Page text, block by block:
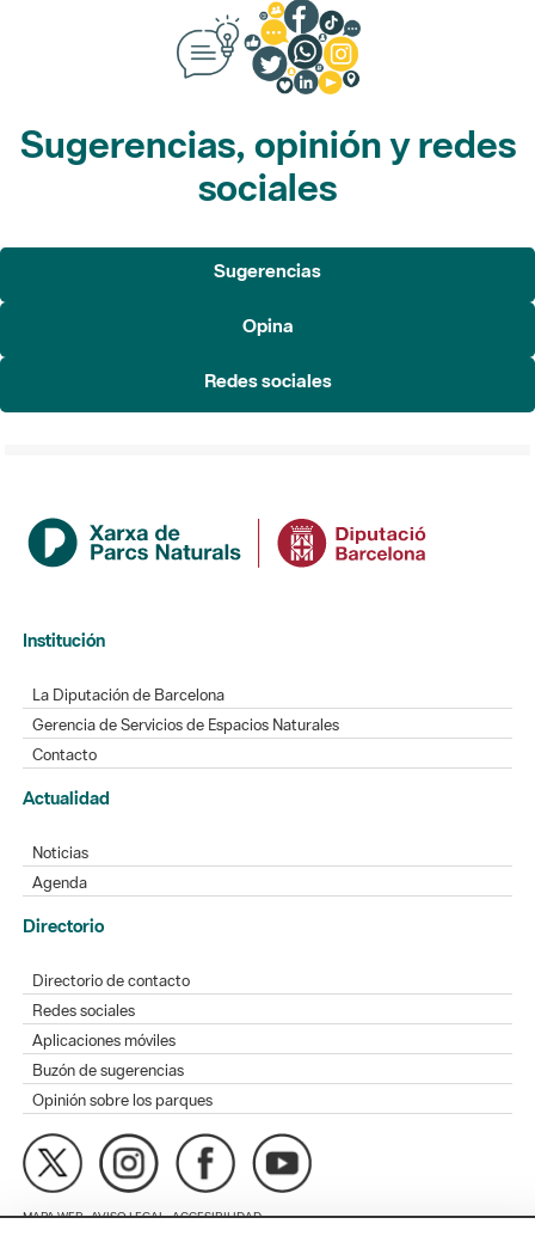
Sugerencias, opinión y redes
sociales
Sugerencias
Opina
Redes sociales
Institución
La Diputación de Barcelona
Gerencia de Servicios de Espacios Naturales
Contacto
Actualidad
Noticias
Agenda
Directorio
Directorio de contacto
Redes sociales
Aplicaciones móviles
Buzón de sugerencias
Opinión sobre los parques
MAPA WEB AVISO LEGAL ACCESIBILIDAD